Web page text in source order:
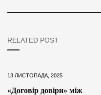
RELATED POST
13 ЛИСТОПАДА, 2025
«Договір довіри» між